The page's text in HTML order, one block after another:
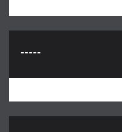
-----